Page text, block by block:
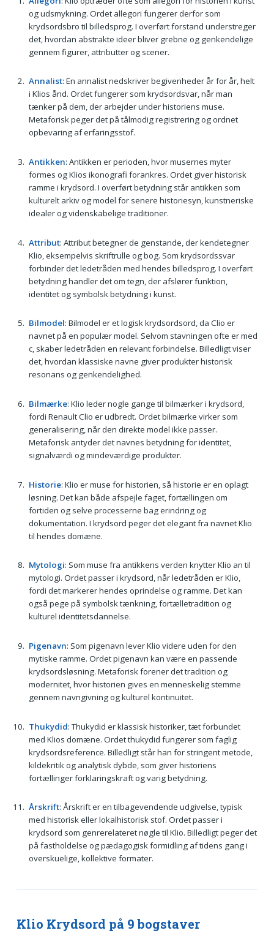
og udsmykning. Ordet allegori fungerer derfor som
krydsordsbro til billedsprog. I overført forstand understreger
det, hvordan abstrakte ideer bliver grebne og genkendelige
gennem figurer, attributter og scener.
Annalist: En annalist nedskriver begivenheder år for år, helt
i Klios ånd. Ordet fungerer som krydsordsvar, når man
tænker på dem, der arbejder under historiens muse.
Metaforisk peger det på tålmodig registrering og ordnet
opbevaring af erfaringsstof.
Antikken: Antikken er perioden, hvor musernes myter
formes og Klios ikonografi forankres. Ordet giver historisk
ramme i krydsord. I overført betydning står antikken som
kulturelt arkiv og model for senere historiesyn, kunstneriske
idealer og videnskabelige traditioner.
Attribut: Attribut betegner de genstande, der kendetegner
Klio, eksempelvis skriftrulle og bog. Som krydsordssvar
forbinder det ledetråden med hendes billedsprog. I overført
betydning handler det om tegn, der afslører funktion,
identitet og symbolsk betydning i kunst.
Bilmodel: Bilmodel er et logisk krydsordsord, da Clio er
navnet på en populær model. Selvom stavningen ofte er med
c, skaber ledetråden en relevant forbindelse. Billedligt viser
det, hvordan klassiske navne giver produkter historisk
resonans og genkendelighed.
Bilmærke: Klio leder nogle gange til bilmærker i krydsord,
fordi Renault Clio er udbredt. Ordet bilmærke virker som
generalisering, når den direkte model ikke passer.
Metaforisk antyder det navnes betydning for identitet,
signalværdi og mindeværdige produkter.
Historie: Klio er muse for historien, så historie er en oplagt
løsning. Det kan både afspejle faget, fortællingen om
fortiden og selve processerne bag erindring og
dokumentation. I krydsord peger det elegant fra navnet Klio
til hendes domæne.
Mytologi: Som muse fra antikkens verden knytter Klio an til
mytologi. Ordet passer i krydsord, når ledetråden er Klio,
fordi det markerer hendes oprindelse og ramme. Det kan
også pege på symbolsk tænkning, fortælletradition og
kulturel identitetsdannelse.
Pigenavn: Som pigenavn lever Klio videre uden for den
mytiske ramme. Ordet pigenavn kan være en passende
krydsordsløsning. Metaforisk forener det tradition og
modernitet, hvor historien gives en menneskelig stemme
gennem navngivning og kulturel kontinuitet.
Thukydid: Thukydid er klassisk historiker, tæt forbundet
med Klios domæne. Ordet thukydid fungerer som faglig
krydsordsreference. Billedligt står han for stringent metode,
kildekritik og analytisk dybde, som giver historiens
fortællinger forklaringskraft og varig betydning.
Årskrift: Årskrift er en tilbagevendende udgivelse, typisk
med historisk eller lokalhistorisk stof. Ordet passer i
krydsord som genrerelateret nøgle til Klio. Billedligt peger det
på fastholdelse og pædagogisk formidling af tidens gang i
overskuelige, kollektive formater.
Klio Krydsord på 9 bogstaver